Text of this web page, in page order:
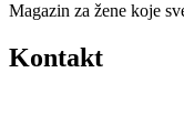
Magazin za žene koje
Kontakt